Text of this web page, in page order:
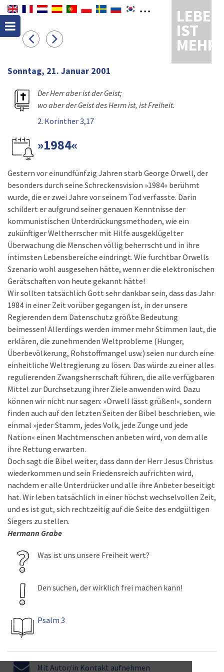
LEBEN
IST
MEHR
Sonntag, 21. Januar 2001
Der Herr aber ist der Geist;
wo aber der Geist des Herrn ist, ist Freiheit.
2. Korinther 3,17
»1984«
Gestern vor einundfünfzig Jahren starb George Orwell, der
besonders durch seine Schreckensvision »1984« berühmt
wurde, die er zwei Jahre vor seinem Tod verfasste. Darin
schildert er aufgrund seiner genauen Kenntnisse der
kommunistischen Unterdrückungsmethoden, wie ein
zukünftiger Weltherrscher mit Hilfe ausgeklügelter
Überwachung die Menschen völlig beherrscht und in ihre
intimsten Lebensbereiche eindringt. Wie furchtbar Orwells
Szenario wohl ausgesehen hätte, wenn er die elektronischen
Gerätschaften von heute gekannt hätte!
Wir sollten tatsächlich Gott sehr dankbar sein, dass das Jahr
1984 in einer Zeit vorüber gegangen ist, in der unsere
Regierenden dem Datenschutz größte Bedeutung
beimessen! Allerdings werden immer mehr Stimmen laut, die
erklären, die zunehmenden Weltprobleme (Hunger,
Überbevölkerung, Rohstoffmangel usw.) seien nur durch eine
einheitliche Weltregierung zu lösen. Das würde zu einer alles
regulierenden Zwangsherrschaft führen, die alle verfügbaren
Mittel zur Durchsetzung ihrer Ziele anwenden wird. Dazu
können wir nicht nur sagen: »Orwell lässt grüßen!«, sondern
finden auch auf den letzten Seiten der Bibel beschrieben, wie
einmal »jeder Stamm, jedes Volk, jede Zunge und jede
Nation« einen Machtmenschen anbeten wird, von dem alle
ihre Rettung erwarten.
Doch sagt die Bibel weiter, dass dann der Herr Jesus Christus
wiederkommen und sein Friedensreich aufrichten wird,
nachdem er alle Unterdrücker und alle ihre Anbeter beseitigt
hat. Wir leben tatsächlich in einer höchst wechselvollen Zeit,
und es ist gut, sich rechtzeitig auf die Seite des endgültigen
Siegers zu stellen.
Hermann Grabe
Was ist uns unsere Freiheit wert?
Den suchen, der wirklich frei machen kann!
Psalm 3
Mit Autor/in Kontakt aufnehmen